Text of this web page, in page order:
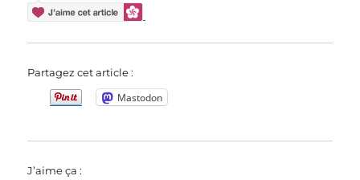
Partagez cet article :
Mastodon
J’aime ça :